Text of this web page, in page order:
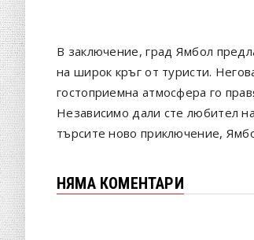
В заключение, град Ямбол
на широк кръг от туристи.
гостоприемна атмосфера го
Независимо дали сте любител
търсите ново приключение,
НЯМА КОМЕНТАРИ